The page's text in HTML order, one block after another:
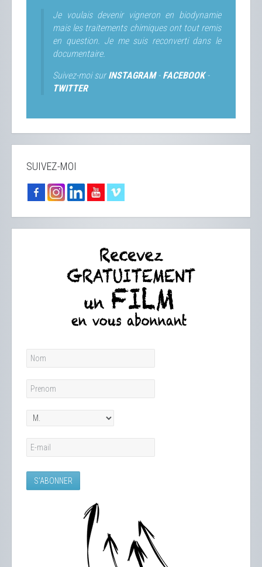
Je voulais devenir vigneron en biodynamie
mais les traitements chimiques ont tout remis
en question. Je me suis reconverti dans le
documentaire.
Suivez-moi surINSTAGRAM- FACEBOOK-
TWITTER
SUIVEZ-MOI